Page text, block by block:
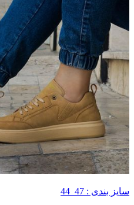
سایز بندی : 47_44